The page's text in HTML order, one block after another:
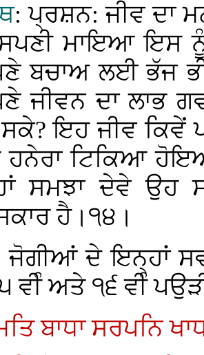
: ਪ੍ਰਸ਼ਨ: ਜੀਵ ਦਾ
ਮਾਇਆ ਇਸ
ਬਚਾਅ ਲਈ ਭੱਜ
ਜੀਵਨ ਦਾ ਲਾਭ
ਇਹ ਜੀਵ ਕਿਵੇਂ
ਟਿਕਿਆ
ਸਮਝਾ ਦੇਵੇ ਉਹ
ਹੈ।੧੪।
ਜੋਗੀਆਂ ਦੇ ਇਨ੍ਹਾਂ
ਵੀੰ ਅਤੇ ੧੬ ਵੀੰ
ਬਾਧਾ ਸਰਪਨਿ